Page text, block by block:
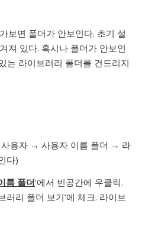
보면 폴더가 안보인다. 초기 설
져 있다. 혹시나 폴더가 안보인
는 라이브러리 폴더를 건드리지
용자 → 사용자 이름 폴더 → 라
다)
름 폴더‘에서 빈공간에 우클릭.
러리 폴더 보기’에 체크. 라이브